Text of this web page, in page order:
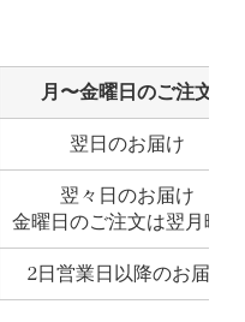
月〜金曜日のご注文
翌日のお届け
翌々日のお届け
金曜日のご注文は翌月曜日
2日営業日以降のお届け